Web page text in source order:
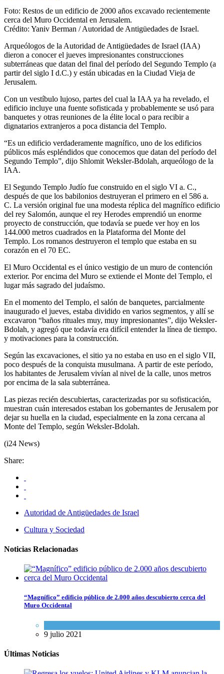
Foto: Restos de un edificio de 2000 años excavado recientemente
cerca del Muro Occidental en Jerusalem.
Crédito: Yaniv Berman / Autoridad de Antigüedades de Israel.
Arqueólogos de la Autoridad de Antigüedades de Israel (IAA)
dieron a conocer el jueves impresionantes construcciones
subterráneas que datan del final del período del Segundo Templo (a
partir del siglo I d.C.) y están ubicadas en la Ciudad Vieja de
Jerusalem.
Con un vestíbulo lujoso, partes del cual la IAA ya ha revelado, el
edificio incluye una fuente sofisticada y probablemente se usó para
banquetes y otras reuniones de la élite local o para recibir a
dignatarios extranjeros a poca distancia del Templo.
“Es un edificio verdaderamente magnífico, uno de los edificios
públicos más espléndidos que conocemos que datan del período del
Segundo Templo”, dijo Shlomit Weksler-Bdolah, arqueólogo de la
IAA.
El Segundo Templo Judío fue construido en el siglo VI a. C.,
después de que los babilonios destruyeran el primero en el 586 a.
C. La versión original fue una modesta réplica del magnífico edificio
del rey Salomón, aunque el rey Herodes emprendió un enorme
proyecto de construcción, que todavía se puede ver hoy en los
144.000 metros cuadrados en la Plataforma del Monte del
Templo. Los romanos destruyeron el templo que estaba en su
corazón en el 70 EC.
El Muro Occidental es el único vestigio de un muro de contención
exterior. Por encima del Muro se extiende el Monte del Templo, el
lugar más sagrado del judaísmo.
En el momento del Templo, el salón de banquetes, parcialmente
inaugurado el jueves, estaba dividido en varios segmentos, y allí se
excavaron “baños rituales muy, muy impresionantes”, dijo Weksler-
Bdolah, y agregó que todavía era difícil entender la línea de tiempo.
y motivaciones para la construcción.
Según las excavaciones, el sitio ya no estaba en uso en el siglo VII,
poco después de la conquista musulmana. A partir de este período,
los habitantes de Jerusalem vivían al nivel de la calle, unos metros
por encima de la sala subterránea.
Las piezas recién descubiertas, caracterizadas por su sofisticación,
muestran cuán interesados ​​estaban los gobernantes de Jerusalem por
dejar su huella en la ciudad, especialmente en la zona cercana al
Monte del Templo, según Weksler-Bdolah.
(i24 News)
Share:
Autoridad de Antigüedades de Israel
Cultura y Sociedad
Noticias Relacionadas
“Magnífico” edificio público de 2.000 años descubierto cerca del
Muro Occidental
9 julio 2021
Últimas Noticias